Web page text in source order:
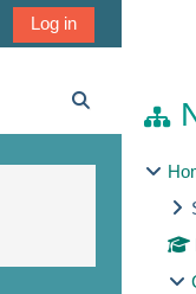
Log in
Toggle search